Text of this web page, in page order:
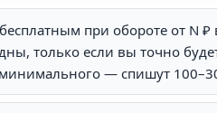
при обороте от N
только если вы точно
— спишут